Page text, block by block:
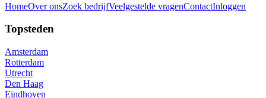
HomeOver onsZoek bedrijfVeelgestelde vragenContactInloggen
Topsteden
Amsterdam
Rotterdam
Utrecht
Den Haag
Eindhoven